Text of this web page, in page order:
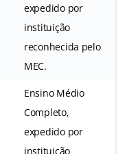
expedido por
instituição
reconhecida pelo
MEC.
Ensino Médio
Completo,
expedido por
instituição